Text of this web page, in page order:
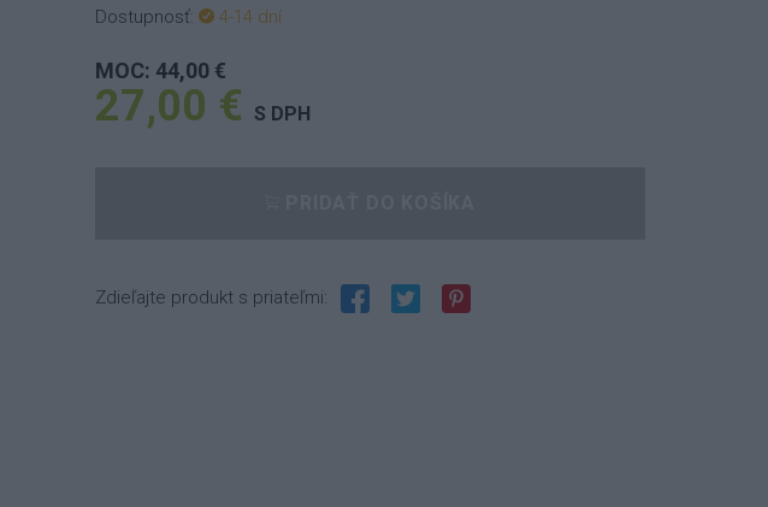
Dostupnosť: 4-14 dní
MOC: 44,00 €
27,00 € S DPH
Zdieľajte produkt s priateľmi: